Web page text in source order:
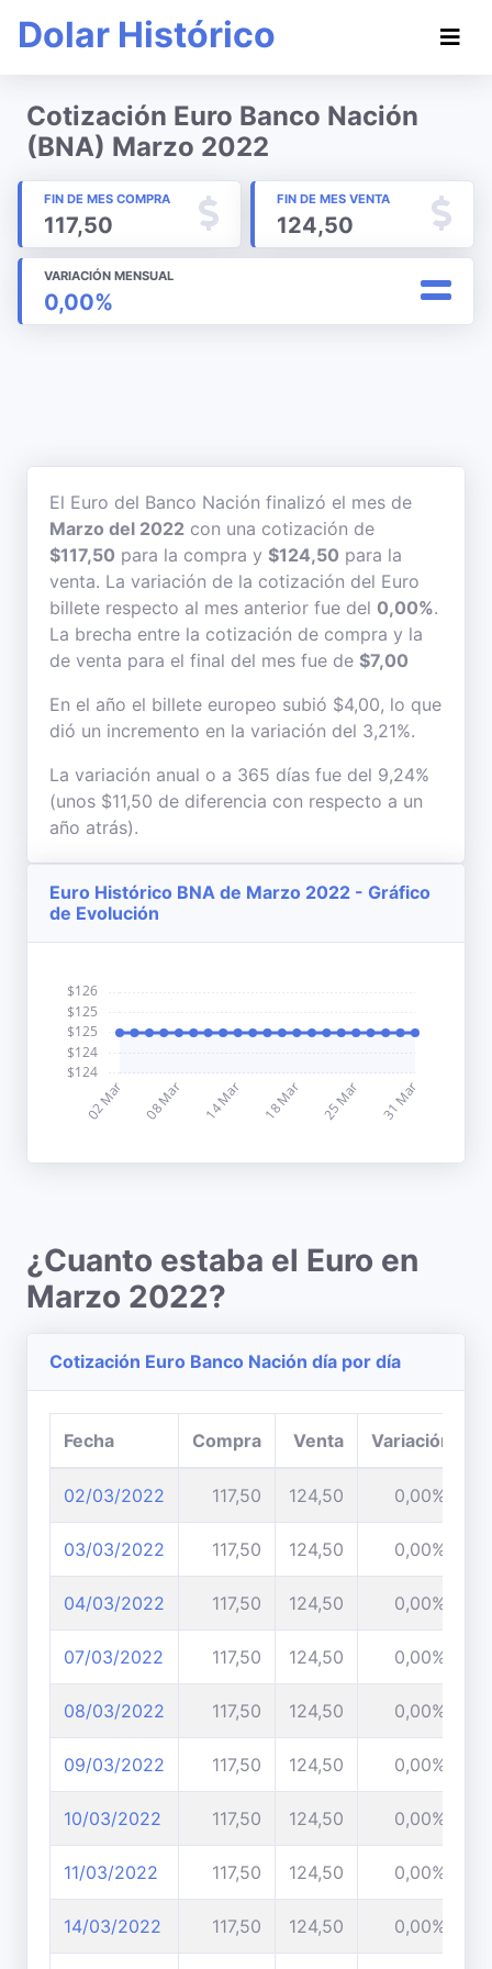
Dolar Histórico
Cotización Euro Banco Nación
(BNA) Marzo 2022
FIN DE MES COMPRA
117,50
FIN DE MES VENTA
124,50
VARIACIÓN MENSUAL
0,00%
El Euro del Banco Nación finalizó el mes de
Marzo del 2022 con una cotización de
$117,50 para la compra y $124,50 para la
venta. La variación de la cotización del Euro
billete respecto al mes anterior fue del 0,00%.
La brecha entre la cotización de compra y la
de venta para el final del mes fue de $7,00
En el año el billete europeo subió $4,00, lo que
dió un incremento en la variación del 3,21%.
La variación anual o a 365 días fue del 9,24%
(unos $11,50 de diferencia con respecto a un
año atrás).
Euro Histórico BNA de Marzo 2022 - Gráfico
de Evolución
¿Cuanto estaba el Euro en
Marzo 2022?
Cotización Euro Banco Nación día por día
Fecha Compra Venta Variación
02/03/2022 117,50 124,50 0,00%
03/03/2022 117,50 124,50 0,00%
04/03/2022 117,50 124,50 0,00%
07/03/2022 117,50 124,50 0,00%
08/03/2022 117,50 124,50 0,00%
09/03/2022 117,50 124,50 0,00%
10/03/2022 117,50 124,50 0,00%
11/03/2022 117,50 124,50 0,00%
14/03/2022 117,50 124,50 0,00%